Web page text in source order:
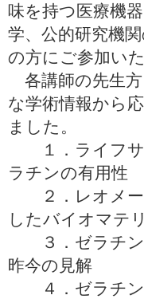
味を持つ医療機
学、公的研究機
の方にご参加い
各講師の先生
な学術情報から
ました。
１．ライフサ
ラチンの有用性
２．レオメー
したバイオマテ
３．ゼラチン
昨今の見解
４．ゼラチン